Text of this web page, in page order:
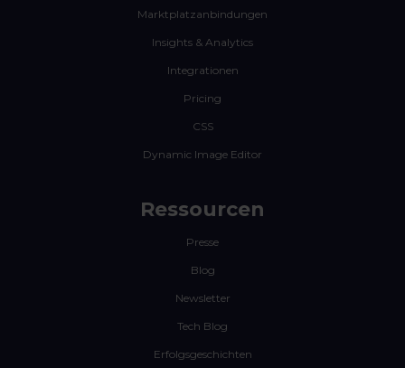
Marktplatzanbindungen
Insights & Analytics
Integrationen
Pricing
CSS
Dynamic Image Editor
Ressourcen
Presse
Blog
Newsletter
Tech Blog
Erfolgsgeschichten